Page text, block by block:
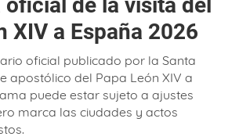
XIV a España 2026
oficial publicado por la Santa
apostólico del Papa León XIV a
puede estar sujeto a ajustes
marca las ciudades y actos